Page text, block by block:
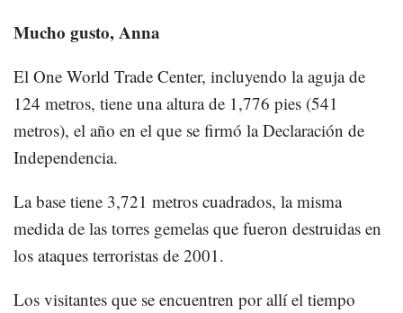
Mucho gusto, Anna
El One World Trade Center, incluyendo la aguja de
124 metros, tiene una altura de 1,776 pies (541
metros), el año en el que se firmó la Declaración de
Independencia.
La base tiene 3,721 metros cuadrados, la misma
medida de las torres gemelas que fueron destruidas en
los ataques terroristas de 2001.
Los visitantes que se encuentren por allí el tiempo